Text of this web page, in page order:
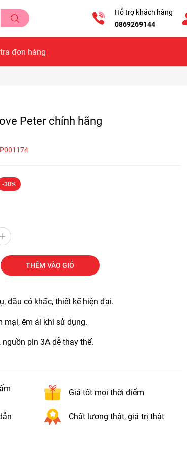
Hỗ trợ khách hàng
0869269144
đơn hàng
Peter chính hãng
-30%
THÊM VÀO GIỎ
đầu có khấc, thiết kế hiện đại.
mại, êm ái khi sử dụng.
pin 3A dễ thay thế.
Giá tốt mọi thời điểm
Chất lượng thật, giá trị thật